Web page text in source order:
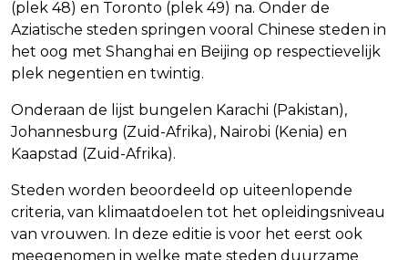
(plek 48) en Toronto (plek 49) na. Onder de
Aziatische steden springen vooral Chinese steden in
het oog met Shanghai en Beijing op respectievelijk
plek negentien en twintig.
Onderaan de lijst bungelen Karachi (Pakistan),
Johannesburg (Zuid-Afrika), Nairobi (Kenia) en
Kaapstad (Zuid-Afrika).
Steden worden beoordeeld op uiteenlopende
criteria, van klimaatdoelen tot het opleidingsniveau
van vrouwen. In deze editie is voor het eerst ook
meegenomen in welke mate steden duurzame